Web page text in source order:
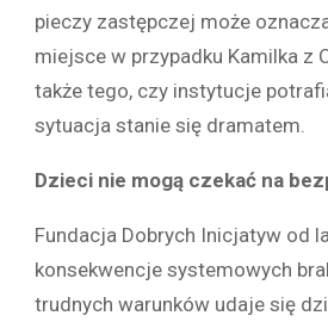
pieczy zastępczej może
miejsce w przypadku Kamilka z
także tego, czy instytucje
sytuacja stanie się dramatem.
Dzieci nie mogą czekać na
Fundacja Dobrych Inicjatyw od
konsekwencje systemowych
trudnych warunków udaje się